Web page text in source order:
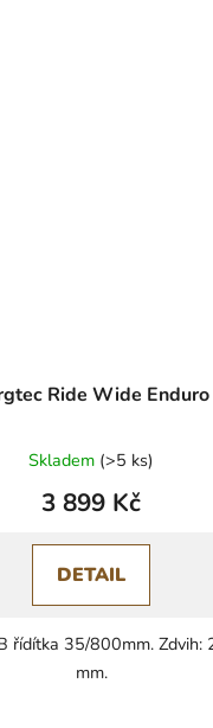
Ride Wide Enduro
Skladem (>5 ks)
3 899 Kč
DETAIL
řídítka 35/800mm. Zdvih:
mm.